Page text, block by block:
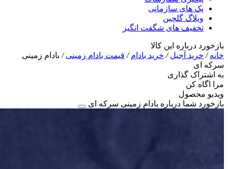
پک های سازمانی
وبلاگ گلچین
تخفیف های شگفت انگیز
بازخورد درباره این کالا
خانه/ خرید آجیل/ خرید بادام/ قیمت بادام زمینی/ بادام زمینی
سرکه ای
به اشتراک گذاری
مرا اگاه کن
ویدیو محصول
بازخورد شما درباره بادام زمینی سرکه ای